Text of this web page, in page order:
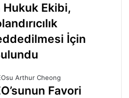
Hukuk Ekibi,
İçin
Favori